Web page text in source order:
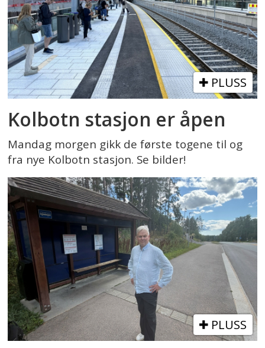
PLUSS
Kolbotn stasjon er åpen
Mandag morgen gikk de første togene til og
fra nye Kolbotn stasjon. Se bilder!
PLUSS